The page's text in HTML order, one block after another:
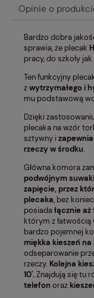
Opinie o
Bardzo dobra
sprawia, że plecak
pracy, do szkoły
Ten funkcyjny
zwytrzymałego i
mu podstawową
Dzięki
plecaka na wzór
sztywny i
rzeczy w środku.
Główna komora
podwójnym
zapięcie, przez
plecaka, bez
posiadałącznie
którym z łatwością
bardzo pojemnej
miękka kieszeń na
odseparowanie
rzeczy. Kolejna
10'.Znajdują się tu
telefon oraz